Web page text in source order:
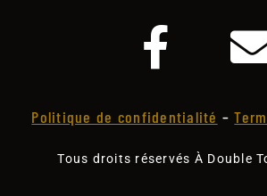
Politique de confidentialité –
Tous droits réservés À Double